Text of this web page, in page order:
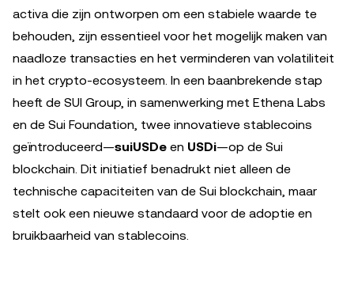
activa die zijn ontworpen om een stabiele waarde te
behouden, zijn essentieel voor het mogelijk maken van
naadloze transacties en het verminderen van volatiliteit
in het crypto-ecosysteem. In een baanbrekende stap
heeft de SUI Group, in samenwerking met Ethena Labs
en de Sui Foundation, twee innovatieve stablecoins
geïntroduceerd—suiUSDe en USDi—op de Sui
blockchain. Dit initiatief benadrukt niet alleen de
technische capaciteiten van de Sui blockchain, maar
stelt ook een nieuwe standaard voor de adoptie en
bruikbaarheid van stablecoins.